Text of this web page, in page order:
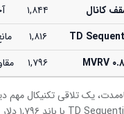
کانال
۱,۸۴۴
۱,۸۱۶
۱,۷۹۶
یک تلاقی تکنیکال